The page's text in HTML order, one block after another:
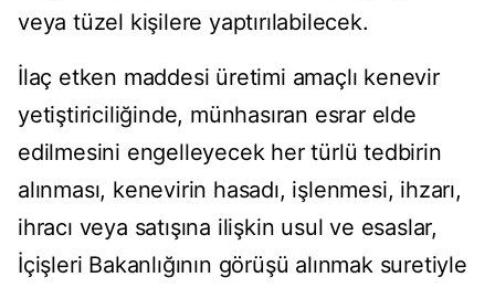
veya tüzel kişilere yaptırılabilecek.
İlaç etken maddesi üretimi amaçlı kenevir
yetiştiriciliğinde, münhasıran esrar elde
edilmesini engelleyecek her türlü tedbirin
alınması, kenevirin hasadı, işlenmesi, ihzarı,
ihracı veya satışına ilişkin usul ve esaslar,
İçişleri Bakanlığının görüşü alınmak suretiyle